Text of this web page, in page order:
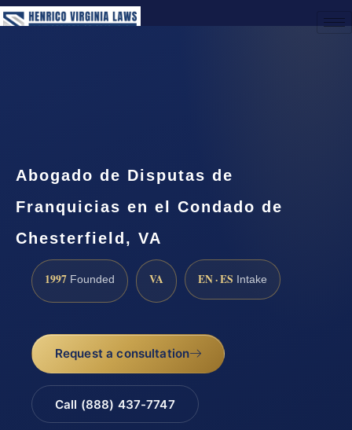
Abogado de Disputas de
Franquicias en el Condado de
Chesterfield, VA
1997 Founded VA EN · ES Intake
Request a consultation
Call (888) 437-7747